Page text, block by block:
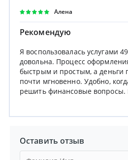
Алена
Рекомендую
Я воспользовалась услугами
довольна. Процесс
быстрым и простым, а деньги
почти мгновенно. Удобно,
решить финансовые вопросы.
Оставить отзыв